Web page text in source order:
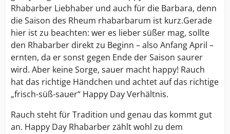
Rhabarber Liebhaber und auch für die Barbara, denn
die Saison des Rheum rhabarbarum ist kurz.Gerade
hier ist zu beachten: wer es lieber süßer mag, sollte
den Rhabarber direkt zu Beginn – also Anfang April –
ernten, da er sonst gegen Ende der Saison saurer
wird. Aber keine Sorge, sauer macht happy! Rauch
hat das richtige Händchen und achtet auf das richtige
„frisch-süß-sauer“ Happy Day Verhältnis.
Rauch steht für Tradition und genau das kommt gut
an. Happy Day Rhabarber zählt wohl zu dem